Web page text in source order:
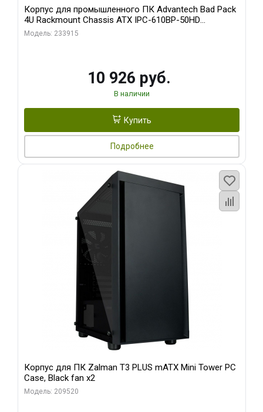
Корпус для промышленного ПК Advantech Bad Pack
4U Rackmount Chassis ATX IPC-610BP-50HD
Advantech 15 слотов, отсеки 3x5.25", 1x3.5", 2xUSB,
Модель: 233915
10 926 руб.
В наличии
Купить
Подробнее
Корпус для ПК Zalman T3 PLUS mATX Mini Tower PC
Case, Black fan x2
Модель: 209520